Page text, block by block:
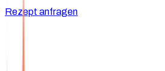
Rezept anfragen